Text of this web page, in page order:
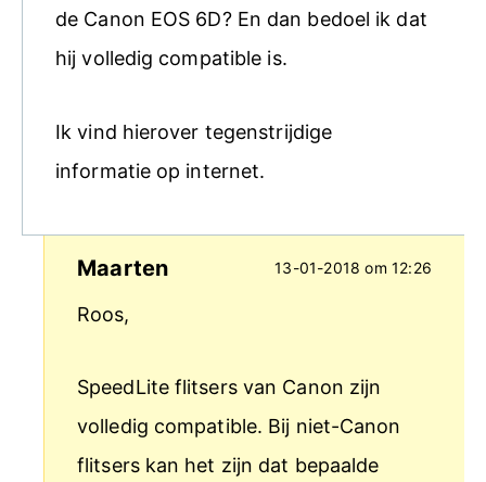
de Canon EOS 6D? En dan bedoel ik dat
hij volledig compatible is.
Ik vind hierover tegenstrijdige
informatie op internet.
Maarten 13-01-2018 om 12:26
Roos,
SpeedLite flitsers van Canon zijn
volledig compatible. Bij niet-Canon
flitsers kan het zijn dat bepaalde